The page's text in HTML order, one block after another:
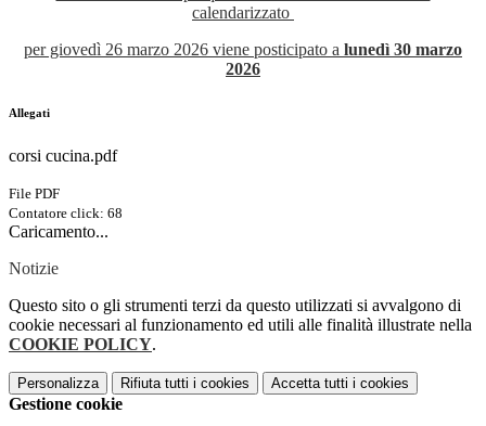
calendarizzato
per giovedì 26 marzo 2026 viene posticipato a lunedì 30 marzo
2026
Allegati
corsi cucina.pdf
File PDF
Contatore click: 68
Caricamento...
Notizie
Questo sito o gli strumenti terzi da questo utilizzati si avvalgono di
cookie necessari al funzionamento ed utili alle finalità illustrate nella
COOKIE POLICY.
Personalizza Rifiuta tutti i cookies Accetta tutti i cookies
Gestione cookie